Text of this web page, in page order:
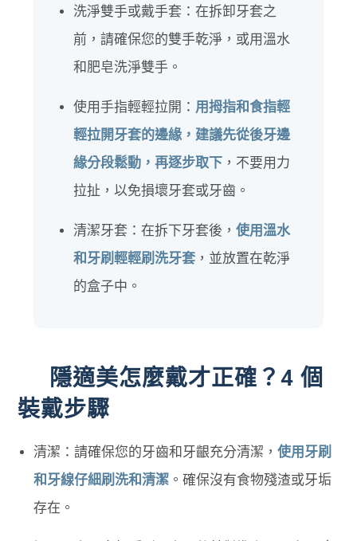
洗淨雙手或戴手套：在拆卸牙套之
前，請確保您的雙手乾淨，或用溫水
和肥皂洗淨雙手。
使用手指輕輕拉開： 用拇指和食指輕
輕拉開牙套的邊緣，建議先從後牙邊
緣分段鬆動，再逐步取下 ，不要用力
拉扯，以免損壞牙套或牙齒。
清潔牙套：在拆下牙套後，使用溫水
和牙刷輕輕刷洗牙套 ，並放置在乾淨
的盒子中。
隱適美怎麼戴才正確？4 個
裝戴步驟
清潔：請確保您的牙齒和牙齦充分清潔，使用牙刷
和牙線仔細刷洗和清潔 。確保沒有食物殘渣或牙垢
存在。